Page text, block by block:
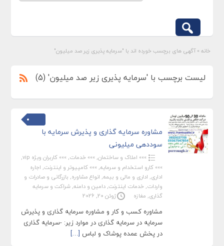
خانه » آگهی های برچسب خورده اند با "سرمایه پذیری زیر صد میلیون"
لیست برچسب با 'سرمایه پذیری زیر صد میلیون' (5)
مشاوره سرمایه گذاری و پذیرش سرمایه با
سوددهی میلیونی
»»» املاک و ساختمان, »»» خدمات, »»» کاربران ویژه vip
,
»»» کارو استخدام و سرمایه, »»» کامپیوتر و اینترنت, اجاره
اداری, اداری و مالی و بیمه, انواع مشاوره, بازرگانی و صادرات و
واردات, خدمات اینترنت, دامین و دامنه, شراکت و سرمایه
گذاری, مغازه ژوئن 20, 2026
مشاوره کسب و کار و مشاوره سرمایه گذاری و پذیرش
سرمایه در سرمایه گذاری در موارد زیر: -سرمایه گذاری
در پخش عمده پوشاک و لباس […]